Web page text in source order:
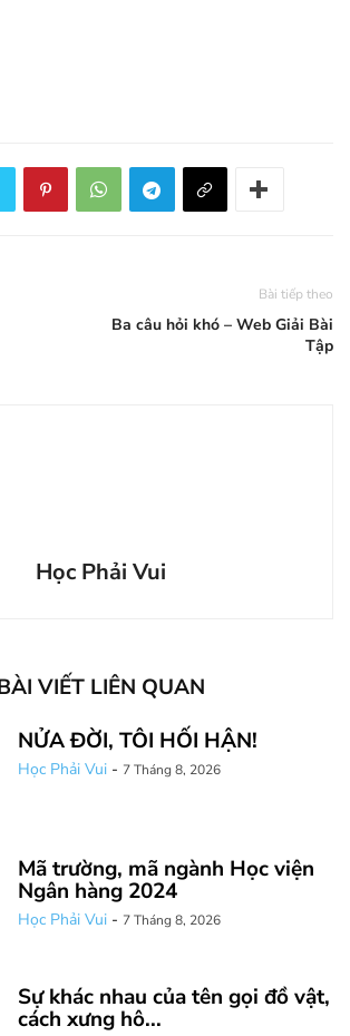
Bài tiếp theo
Ba câu hỏi khó – Web Giải Bài
Tập
Học Phải Vui
VIẾT LIÊN QUAN
NỬA ĐỜI, TÔI HỐI HẬN!
Học Phải Vui - 7 Tháng 8, 2026
Mã trường, mã ngành Học viện
Ngân hàng 2024
Học Phải Vui - 7 Tháng 8, 2026
Sự khác nhau của tên gọi đồ vật,
cách xưng hô...